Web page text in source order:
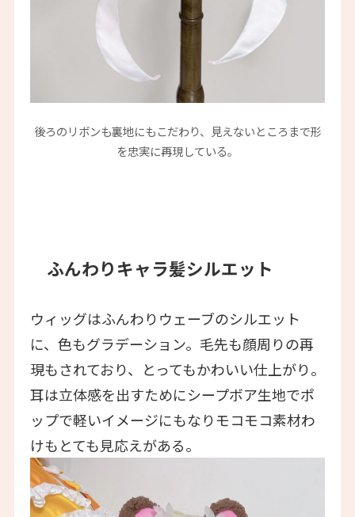
後ろのリボンも裏地にもこだわり、見えないところまで形
を忠実に再現している。
ふんわりキャラ髪シルエット
ウィッグはふんわりウェーブのシルエット
に、色もグラデーション。毛先も顔周りの再
現もされており、とってもかわいい仕上がり。
耳は立体感を出すためにシープボア生地でポ
ップで軽いイメージにもなりモコモコ素材わ
けもとても見応えがある。